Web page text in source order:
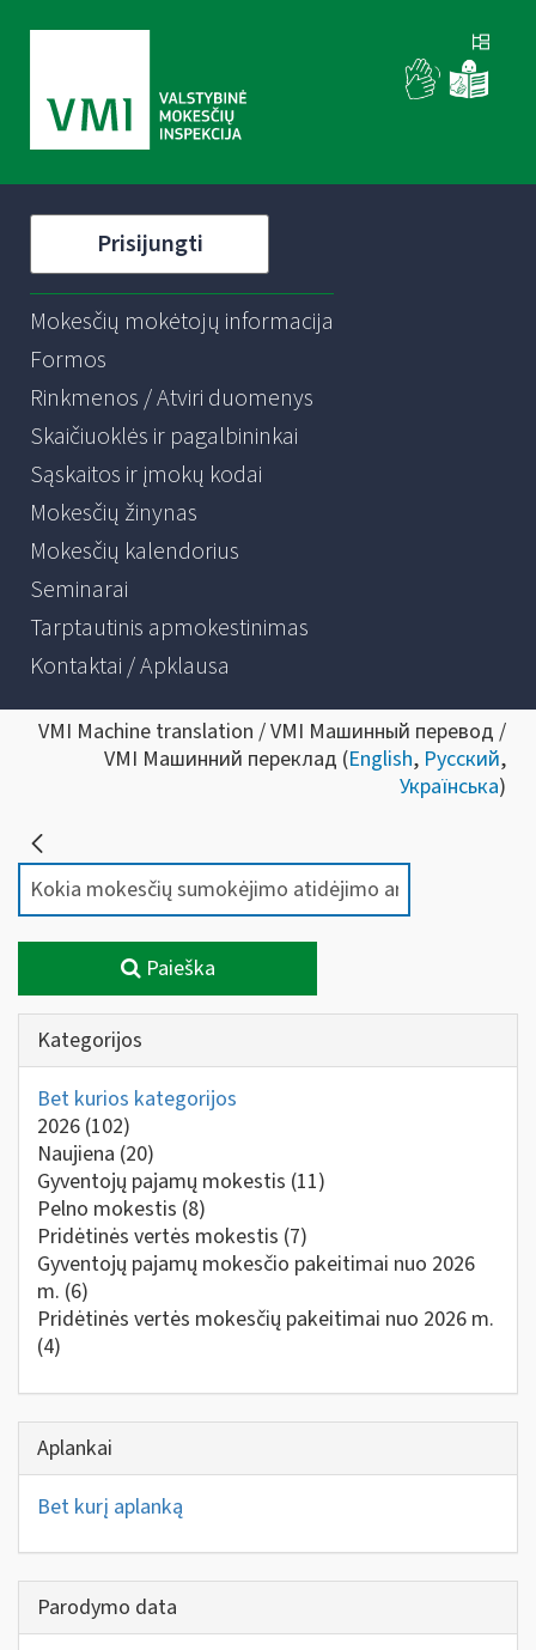
Prisijungti
Mokesčių mokėtojų informacija
Formos
Rinkmenos / Atviri duomenys
Skaičiuoklės ir pagalbininkai
Sąskaitos ir įmokų kodai
Mokesčių žinynas
Mokesčių kalendorius
Seminarai
Tarptautinis apmokestinimas
Kontaktai / Apklausa
VMI Machine translation / VMI Машинный перевод /
VMI Машинний переклад (English, Русский,
Українська)
Paieška
Kategorijos
Bet kurios kategorijos
2026 (102)
Naujiena (20)
Gyventojų pajamų mokestis (11)
Pelno mokestis (8)
Pridėtinės vertės mokestis (7)
Gyventojų pajamų mokesčio pakeitimai nuo 2026
m. (6)
Pridėtinės vertės mokesčių pakeitimai nuo 2026 m.
(4)
Aplankai
Bet kurį aplanką
Parodymo data